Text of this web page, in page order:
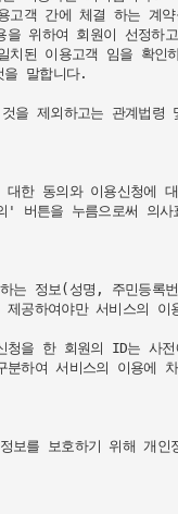
고객 간에 체결 하는 계약
위하여 회원이 선정하
된 이용고객 임을 확인
말합니다.
제외하고는 관계법령
한 동의와 이용신청에
버튼을 누름으로써 의사
는 정보(성명, 주민등
공하여야만 서비스의
을 한 회원의 ID는 사
하여 서비스의 이용에
보를 보호하기 위해